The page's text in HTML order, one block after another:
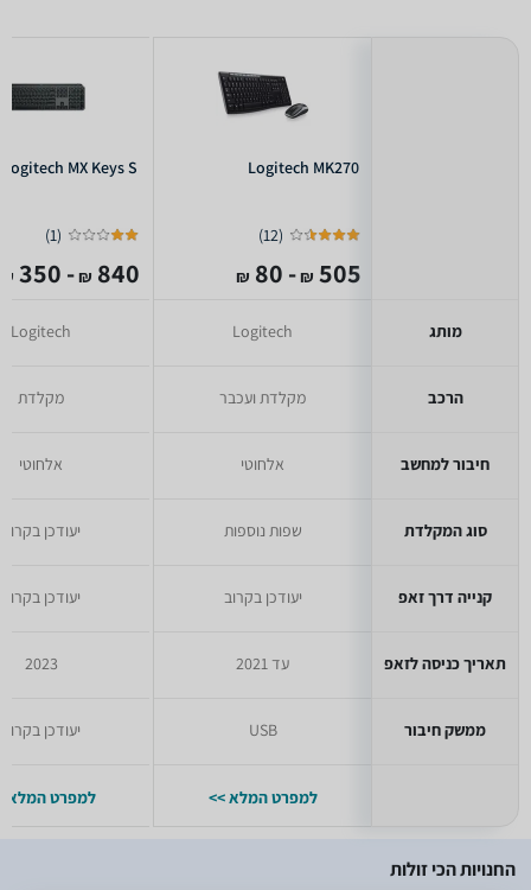
מותג
הרכב
חיבור למחשב
סוג המקלדת
קנייה דרך זאפ
תאריך כניסה לזאפ
ממשק חיבור
Logitech MK270
(
12
)
505
₪
- 80
₪
Logitech
מקלדת ועכבר
אלחוטי
שפות נוספות
יעודכן בקרוב
עד 2021
USB
למפרט המלא >>
Logitech MX Keys S
(
1
)
840
₪
- 350
₪
Logitech
מקלדת
אלחוטי
יעודכן בקרוב
יעודכן בקרוב
2023
יעודכן בקרוב
למפרט המלא
החנויות הכי זולות